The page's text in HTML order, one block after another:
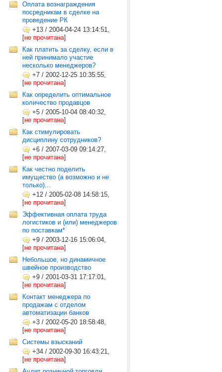
Оплата вознаграждения
посредникам в сделке на
проведение РК
+13 / 2004-04-24 13:14:51,
[не прочитана]
Как платить за сделку, если в
ней принимало участие
несколько менеджеров?
+7 / 2002-12-25 10:35:55,
[не прочитана]
Как определить оптимальное
количество продавцов
+5 / 2005-10-04 08:40:32,
[не прочитана]
Как стимулировать
дисциплину сотрудников?
+6 / 2007-03-09 09:14:27,
[не прочитана]
Как честно поделить
имущество (а возможно и не
только)...
+12 / 2005-02-08 14:58:15,
[не прочитана]
Эффективная оплата труда
логистиков и (или) менеджеров
по поставкам*
+9 / 2003-12-16 15:06:04,
[не прочитана]
Небольшое, но динамичное
швейное производство
+9 / 2001-03-31 17:17:01,
[не прочитана]
Контакт менеджера по
продажам с отделом
автоматизации банков
+3 / 2002-05-20 18:58:48,
[не прочитана]
Системы взысканий
+34 / 2002-09-30 16:43:21,
[не прочитана]